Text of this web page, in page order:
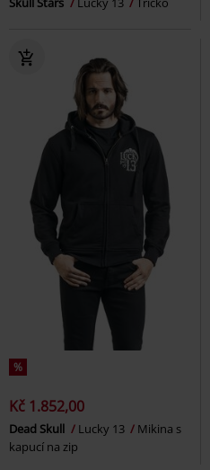
%
Kč 1.852,00
Dead Skull Lucky 13
Mikina s
kapucí na zip